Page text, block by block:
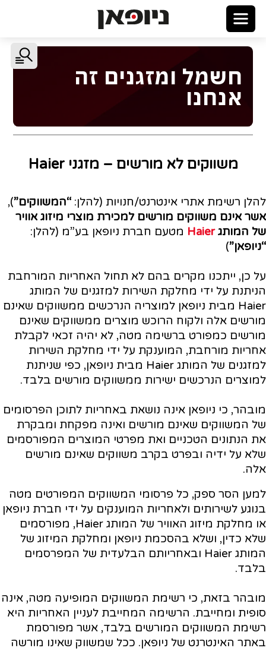
חשמל ומזגנים זה
אנחנו
משווקים לא מורשים – מזגני Haier
להלן רשימת אתרי אינטרנט/חנויות (להלן: “המשווקים”),
אשר אינם משווקים מורשים למכירת מוצרי מיזוג אוויר
של המותגHaier מטעם חברת ניופאן בע”מ (להלן:
“ניופאן”)
על כן, ייתכנו מקרים בהם לא תחול האחריות המורחבת
הניתנת על ידי מחלקת השירות למזגנים של המותג
Haier מבית ניופאן למוצריה הנרכשים ממשווקים שאינם
מורשים אלה ולקוח הרוכש מוצרים ממשווקים שאינם
מורשים כמפורט ברשימה מטה, לא יהיה זכאי לקבלת
אחריות מורחבת, המוענקת על ידי מחלקת השירות
למזגנים של המותג Haier מבית ניופאן, כפי שניתנת
למוצרים הנרכשים ישירות ממשווקים מורשים בלבד.
מובהר, כי ניופאן אינה נושאת באחריות לתוכן הפרסומים
של המשווקים שאינם מורשים ואינה מפקחת ומבקרת
את הנתונים הטכניים ואת מפרטי המוצרים המפורסמים
שלא על ידיה ובפרט בקרב משווקים שאינם מורשים
אלה.
למען הסר ספק, כל פרסומי המשווקים המפורטים מטה
בנוגע לשירותים ולאחריות המוענקים על ידי חברת ניופאן
או מחלקת מיזוג האוויר של המותג Haier, מפורסמים
שלא כדין, ושלא בהסכמת ניופאן ומחלקת המיזוג של
המותג Haier ובאחריותם הבלעדית של המפרסמים
בלבד.
מובהר בזאת, כי רשימת המשווקים המופיעה מטה, אינה
סופית ומחייבת. הרשימה המחייבת לעניין האחריות היא
רשימת המשווקים המורשים בלבד, אשר מפורסמת
באתר האינטרנט של ניופאן. ככל שמשווק שאינו מורשה